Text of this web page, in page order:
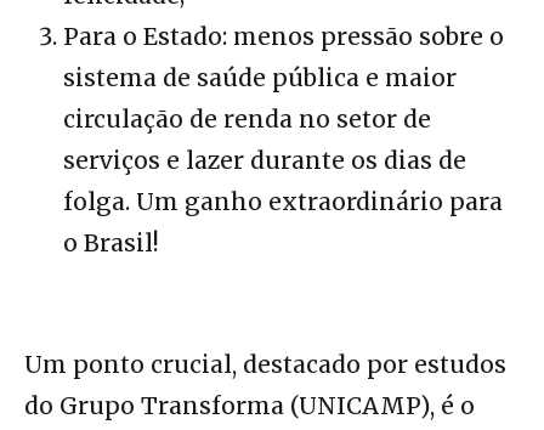
Para o Estado: menos pressão sobre o
sistema de saúde pública e maior
circulação de renda no setor de
serviços e lazer durante os dias de
folga. Um ganho extraordinário para
o Brasil!
Um ponto crucial, destacado por estudos
do Grupo Transforma (UNICAMP), é o